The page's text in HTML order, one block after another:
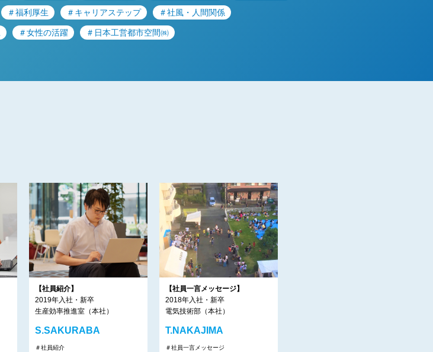
＃福利厚生 ＃キャリアステップ ＃社風・人間関係
＃女性の活躍 ＃日本工営都市空間㈱
【社員紹介】
2019年入社・新卒
生産効率推進室（本社）
S.SAKURABA
＃社員紹介
【社員一言メッセージ】
2018年入社・新卒
電気技術部（本社）
T.NAKAJIMA
＃社員一言メッセージ